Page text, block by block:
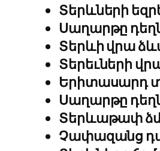
Տերևների
Սաղարթը
Տերևի վրա
Տերեւների
Երիտասարդ
Սաղարթը
Տերևաթափ
Չափազանց